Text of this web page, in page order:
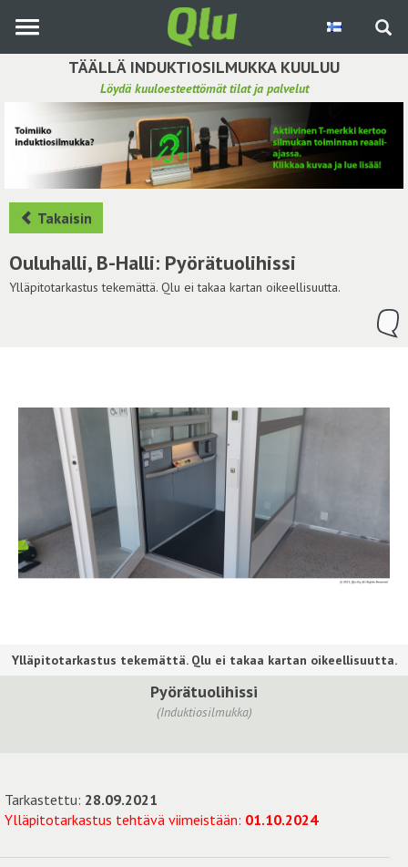
pääsisältöön
TÄÄLLÄ INDUKTIOSILMUKKA KUULUU
Löydä kuuloesteettömät tilat ja palvelut
Etsi induktiosilmukka
Tee ehdotus ja vaikuta kuulemiskokemukseen
Hae ehdotuksia
Käyttöohje
Yhteydenottopyyntö
Takaisin
Ouluhalli, B-Halli: Pyörätuolihissi
Ylläpitotarkastus tekemättä. Qlu ei takaa kartan oikeellisuutta.
Pyörätuolihissi
(Induktiosilmukka)
Tarkastettu: 28.09.2021
Ylläpitotarkastus tehtävä viimeistään: 01.10.2024